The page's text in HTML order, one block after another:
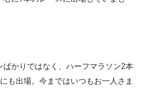
ばかりではなく、ハーフマラソン2本
も出場。今まではいつもお一人さま